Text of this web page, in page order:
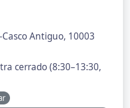
Antiguo, 10003
cerrado (8:30–13:30,